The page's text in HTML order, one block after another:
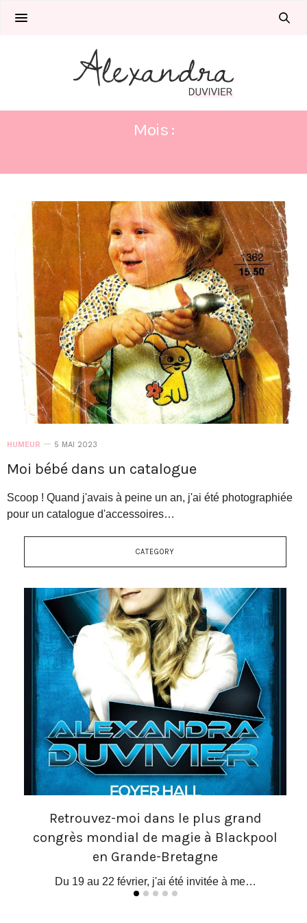
Mois :
HUMEUR 5 MAI 2023
Moi bébé dans un catalogue
Scoop ! Quand j'avais à peine un an, j'ai été photographiée
pour un catalogue d'accessoires…
CATEGORY
Retrouvez-moi dans le plus grand
congrès mondial de magie à Blackpool
en Grande-Bretagne
Du 19 au 22 février, j'ai été invitée à me…